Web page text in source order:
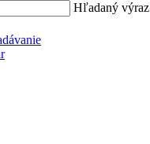
Hľadaný výraz